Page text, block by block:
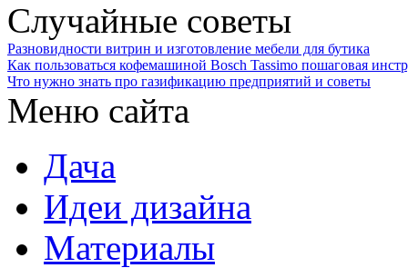
Случайные советы
Разновидности витрин и изготовление мебели для бутика
Как пользоваться кофемашиной Bosch Tassimo пошаговая
Что нужно знать про газификацию предприятий и советы
Меню сайта
Дача
Идеи дизайна
Материалы